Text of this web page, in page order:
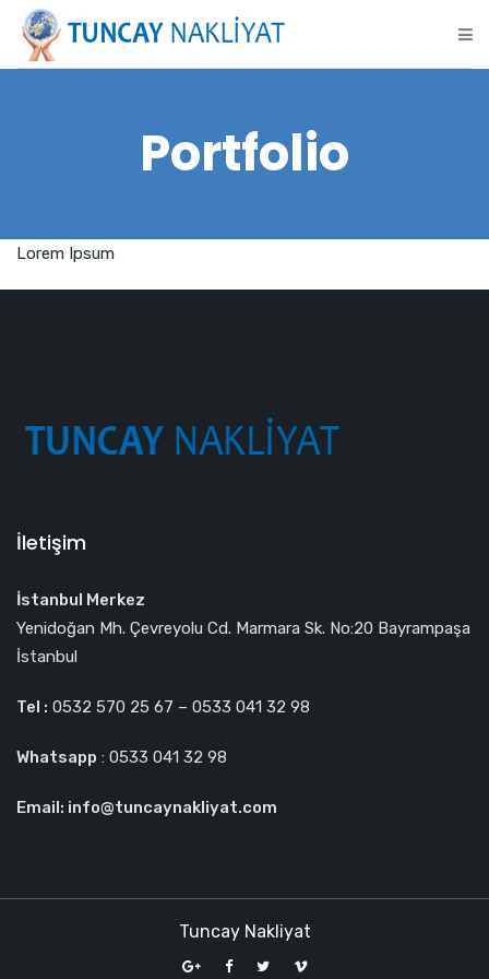
Portfolio
Lorem Ipsum
İletişim
İstanbul Merkez
Yenidoğan Mh. Çevreyolu Cd. Marmara Sk. No:20 Bayrampaşa
İstanbul
Tel : 0532 570 25 67 – 0533 041 32 98
Whatsapp : 0533 041 32 98
Email: info@tuncaynakliyat.com
Tuncay Nakliyat